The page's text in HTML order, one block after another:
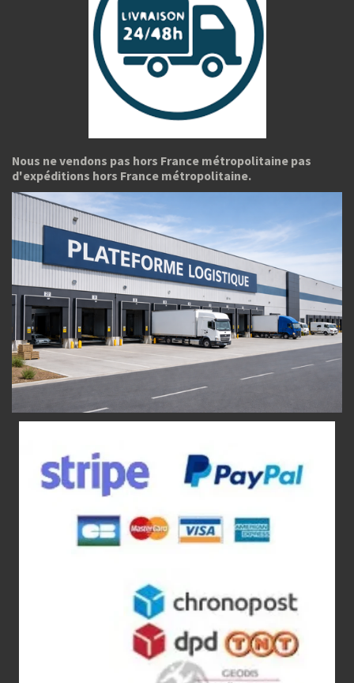
Nous ne vendons pas hors France métropolitaine pas
d'expéditions hors France métropolitaine.